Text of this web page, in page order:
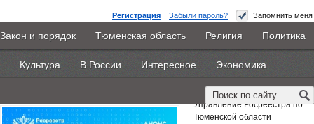
Регистрация Забыли пароль? Запомнить меня
Главная Новости Объявления КНИГИ ВестиNet
Каталоги 9PS Прочее
Закон и порядок Тюменская область Религия Политика
Культура В России Интересное Экономика
Тюменский Росреестр: об особенностях
банкротства граждан
Управление Росреестра по
Тюменской области